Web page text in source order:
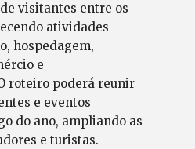
visitantes entre os
atividades
hospedagem,
e
roteiro poderá reunir
e eventos
do ano, ampliando as
e turistas.